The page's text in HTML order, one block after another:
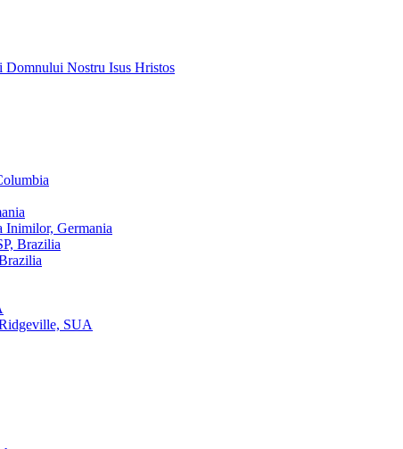
Domnului Nostru Isus Hristos
Inimilor, Germania
Brazilia
SUA